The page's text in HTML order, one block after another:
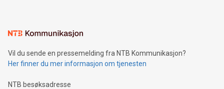
Vil du sende en pressemelding fra NTB Kommunikasjon?
Her finner du mer informasjon om tjenesten
NTB besøksadresse